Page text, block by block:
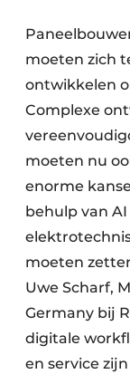
moeten zich
ontwikkelen
Complexe
moeten nu
enorme
behulp van
moeten
Uwe Scharf,
Germany bij
digitale
en service